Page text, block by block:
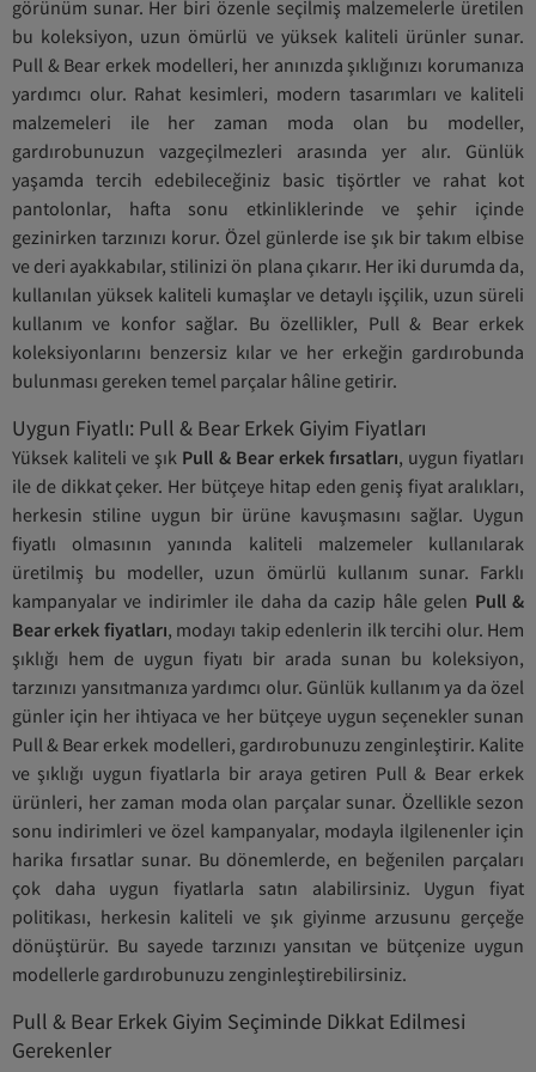
görünüm sunar. Her biri özenle seçilmiş malzemelerle üretilen
bu koleksiyon, uzun ömürlü ve yüksek kaliteli ürünler sunar.
Pull & Bear erkek modelleri, her anınızda şıklığınızı korumanıza
yardımcı olur. Rahat kesimleri, modern tasarımları ve kaliteli
malzemeleri ile her zaman moda olan bu modeller,
gardırobunuzun vazgeçilmezleri arasında yer alır. Günlük
yaşamda tercih edebileceğiniz basic tişörtler ve rahat kot
pantolonlar, hafta sonu etkinliklerinde ve şehir içinde
gezinirken tarzınızı korur. Özel günlerde ise şık bir takım elbise
ve deri ayakkabılar, stilinizi ön plana çıkarır. Her iki durumda da,
kullanılan yüksek kaliteli kumaşlar ve detaylı işçilik, uzun süreli
kullanım ve konfor sağlar. Bu özellikler, Pull & Bear erkek
koleksiyonlarını benzersiz kılar ve her erkeğin gardırobunda
bulunması gereken temel parçalar hâline getirir.
Uygun Fiyatlı: Pull & Bear Erkek Giyim Fiyatları
Yüksek kaliteli ve şık Pull & Bear erkek fırsatları, uygun fiyatları
ile de dikkat çeker. Her bütçeye hitap eden geniş fiyat aralıkları,
herkesin stiline uygun bir ürüne kavuşmasını sağlar. Uygun
fiyatlı olmasının yanında kaliteli malzemeler kullanılarak
üretilmiş bu modeller, uzun ömürlü kullanım sunar. Farklı
kampanyalar ve indirimler ile daha da cazip hâle gelen Pull &
Bear erkek fiyatları, modayı takip edenlerin ilk tercihi olur. Hem
şıklığı hem de uygun fiyatı bir arada sunan bu koleksiyon,
tarzınızı yansıtmanıza yardımcı olur. Günlük kullanım ya da özel
günler için her ihtiyaca ve her bütçeye uygun seçenekler sunan
Pull & Bear erkek modelleri, gardırobunuzu zenginleştirir. Kalite
ve şıklığı uygun fiyatlarla bir araya getiren Pull & Bear erkek
ürünleri, her zaman moda olan parçalar sunar. Özellikle sezon
sonu indirimleri ve özel kampanyalar, modayla ilgilenenler için
harika fırsatlar sunar. Bu dönemlerde, en beğenilen parçaları
çok daha uygun fiyatlarla satın alabilirsiniz. Uygun fiyat
politikası, herkesin kaliteli ve şık giyinme arzusunu gerçeğe
dönüştürür. Bu sayede tarzınızı yansıtan ve bütçenize uygun
modellerle gardırobunuzu zenginleştirebilirsiniz.
Pull & Bear Erkek Giyim Seçiminde Dikkat Edilmesi
Gerekenler